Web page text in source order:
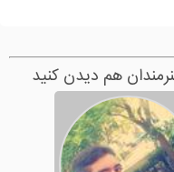
هم دیدن کنید